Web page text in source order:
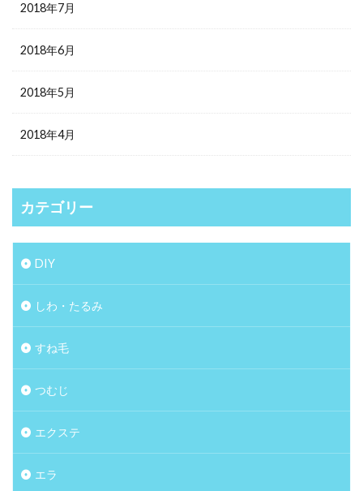
2018年7月
2018年6月
2018年5月
2018年4月
カテゴリー
DIY
しわ・たるみ
すね毛
つむじ
エクステ
エラ